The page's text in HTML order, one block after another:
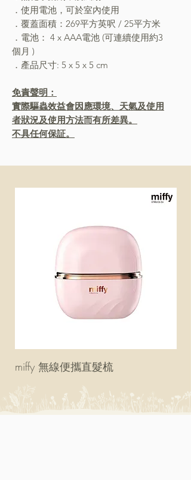
．使用電池，可於室內使用
．覆蓋面積：269平方英呎 / 25平方米
．電池： 4 x AAA電池 (可連續使用約3
個月 )
．產品尺寸: 5 x 5 x 5 cm
免責聲明：
實際驅蟲效益會因應環境、天氣及使用
者狀況及使用方法而有所差異。
不具任何保証。
miffy 無線便攜直髮梳